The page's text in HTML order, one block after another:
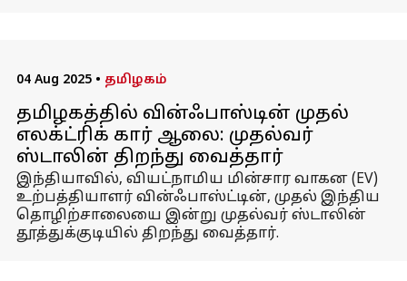
04 Aug 2025 • தமிழகம்
தமிழகத்தில் வின்ஃபாஸ்டின் முதல்
எலக்ட்ரிக் கார் ஆலை: முதல்வர்
ஸ்டாலின் திறந்து வைத்தார்
இந்தியாவில், வியட்நாமிய மின்சார வாகன (EV)
உற்பத்தியாளர் வின்ஃபாஸ்ட்டின், முதல் இந்திய
தொழிற்சாலையை இன்று முதல்வர் ஸ்டாலின்
தூத்துக்குடியில் திறந்து வைத்தார்.